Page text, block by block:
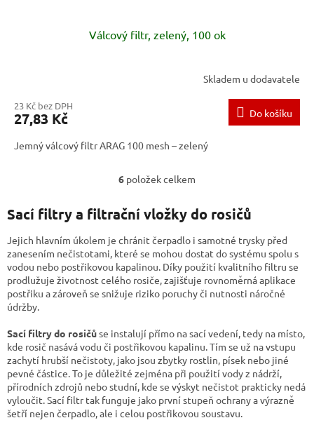
Válcový filtr, zelený, 100 ok
Skladem u dodavatele
23 Kč bez DPH
27,83 Kč Do košíku
Jemný válcový filtr ARAG 100 mesh – zelený
O
l
d
a
c
í
p
k
y
v
ý
p
i
s
6 položek celkem
Sací filtry a filtrační vložky do rosičů
Jejich hlavním úkolem je chránit čerpadlo i samotné trysky před
zanesením nečistotami, které se mohou dostat do systému spolu s
vodou nebo postřikovou kapalinou. Díky použití kvalitního filtru se
prodlužuje životnost celého rosiče, zajišťuje rovnoměrná aplikace
postřiku a zároveň se snižuje riziko poruchy či nutnosti náročné
údržby.
Sací filtry do rosičůse instalují přímo na sací vedení, tedy na místo,
kde rosič nasává vodu či postřikovou kapalinu. Tím se už na vstupu
zachytí hrubší nečistoty, jako jsou zbytky rostlin, písek nebo jiné
pevné částice. To je důležité zejména při použití vody z nádrží,
přírodních zdrojů nebo studní, kde se výskyt nečistot prakticky nedá
vyloučit. Sací filtr tak funguje jako první stupeň ochrany a výrazně
šetří nejen čerpadlo, ale i celou postřikovou soustavu.